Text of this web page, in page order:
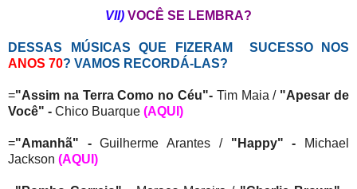
VII) VOCÊ SE LEMBRA?
DESSAS MÚSICAS QUE FIZERAM SUCESSO NOS
ANOS 70? VAMOS RECORDÁ-LAS?
="Assim na Terra Como no Céu"- Tim Maia / "Apesar de
Você" - Chico Buarque (AQUI)
="Amanhã" -Guilherme Arantes / "Happy" - Michael
Jackson (AQUI)